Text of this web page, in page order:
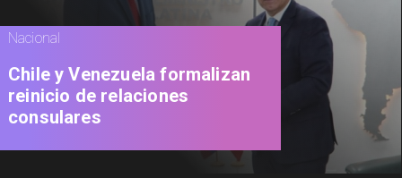
Nacional
Chile y Venezuela formalizan
reinicio de relaciones
consulares